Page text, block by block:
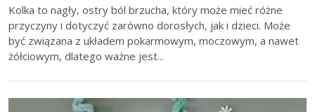
Kolka to nagły, ostry ból brzucha, który może mieć różne
przyczyny i dotyczyć zarówno dorosłych, jak i dzieci. Może
być związana z układem pokarmowym, moczowym, a nawet
żółciowym, dlatego ważne jest...